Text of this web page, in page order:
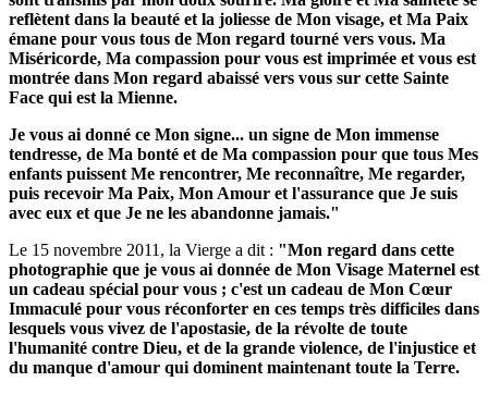
reflètent dans la beauté et la joliesse de Mon visage, et Ma Paix
émane pour vous tous de Mon regard tourné vers vous. Ma
Miséricorde, Ma compassion pour vous est imprimée et vous est
montrée dans Mon regard abaissé vers vous sur cette Sainte
Face qui est la Mienne.
Je vous ai donné ce Mon signe... un signe de Mon immense
tendresse, de Ma bonté et de Ma compassion pour que tous Mes
enfants puissent Me rencontrer, Me reconnaître, Me regarder,
puis recevoir Ma Paix, Mon Amour et l'assurance que Je suis
avec eux et que Je ne les abandonne jamais."
Le 15 novembre 2011, la Vierge a dit : "Mon regard dans cette
photographie que je vous ai donnée de Mon Visage Maternel est
un cadeau spécial pour vous ; c'est un cadeau de Mon Cœur
Immaculé pour vous réconforter en ces temps très difficiles dans
lesquels vous vivez de l'apostasie, de la révolte de toute
l'humanité contre Dieu, et de la grande violence, de l'injustice et
du manque d'amour qui dominent maintenant toute la Terre.